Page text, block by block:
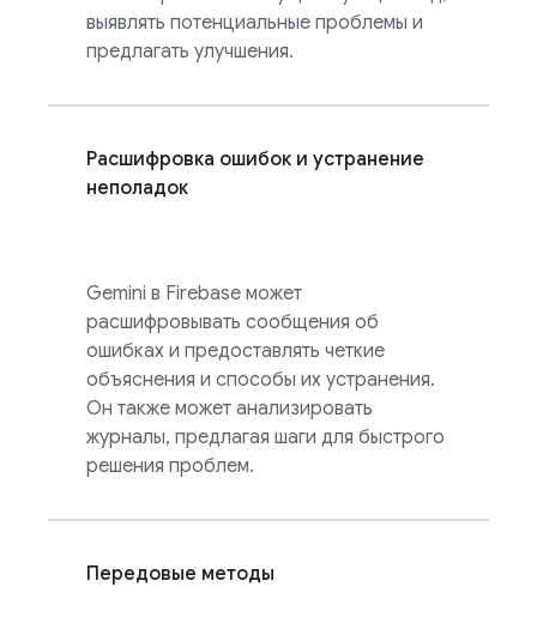
выявлять потенциальные проблемы и
предлагать улучшения.
Расшифровка ошибок и устранение
неполадок
Gemini в Firebase может
расшифровывать сообщения об
ошибках и предоставлять четкие
объяснения и способы их устранения.
Он также может анализировать
журналы, предлагая шаги для быстрого
решения проблем.
Передовые методы